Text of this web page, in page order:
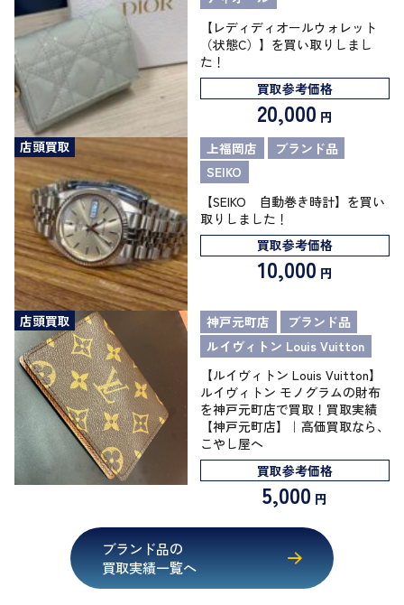
【レディディオールウォレット
（状態C）】を買い取りしまし
た！
買取参考価格
20,000 円
店頭買取
上福岡店
ブランド品
SEIKO
【SEIKO 自動巻き時計】を買い
取りしました！
買取参考価格
10,000 円
店頭買取 神戸元町店
ブランド品
ルイヴィトン Louis Vuitton
【ルイヴィトン Louis Vuitton】
ルイヴィトン モノグラムの財布
を神戸元町店で買取！買取実績
【神戸元町店】｜高価買取なら、
こやし屋へ
買取参考価格
5,000 円
ブランド品の
買取実績一覧へ